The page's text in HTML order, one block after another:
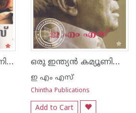
കേരളത്തിലെ കമ്യൂണിസ്റ്റ് പ്രസ്ഥാനം ഉത്ഭവവും വളര്‍ച്ചയും ഒരു ഇന്ത്യന്‍ കമ്യൂണിസ്റ്റിന്റെ ഓര്‍മക്കുറിപ്പുകള്‍
ഇ എം എസ്
Chintha Publications
Add to Cart